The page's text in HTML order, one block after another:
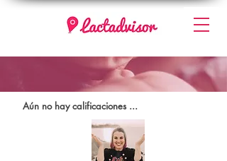
Aún no hay calificaciones ...